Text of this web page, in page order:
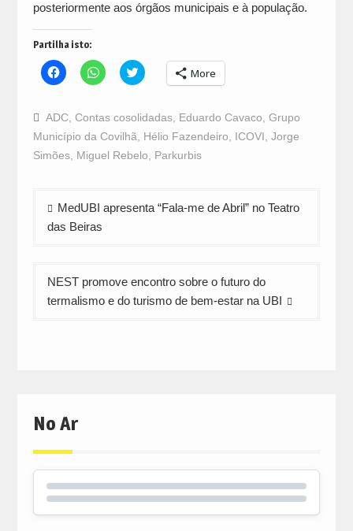
posteriormente aos órgãos municipais e à população.
Partilha isto:
Click
to
Facebook
(Opens
in
new
window)
Click
to
WhatsApp
(Opens
in
new
window)
Click
to
Twitter
(Opens
in
new
window)
More
ADC, Contas cosolidadas, Eduardo Cavaco, Grupo
Município da Covilhã, Hélio Fazendeiro, ICOVI, Jorge
Simões, Miguel Rebelo, Parkurbis
Navegação
de
MedUBI apresenta “Fala-me de Abril” no Teatro
das Beiras
NEST promove encontro sobre o futuro do
termalismo e do turismo de bem-estar na UBI
No Ar